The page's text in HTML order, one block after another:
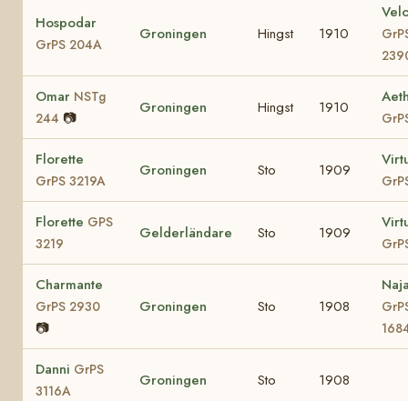
Hospodar
GrPS 204A
Groningen Hingst 1910
Omar NSTg
244 📷
Groningen Hingst 1910
Florette
GrPS 3219A
Groningen Sto 1909
Florette GPS
3219
Gelderländare Sto 1909
Charmante
GrPS 2930
📷
Groningen Sto 1908
Danni GrPS
3116A
Groningen Sto 1908